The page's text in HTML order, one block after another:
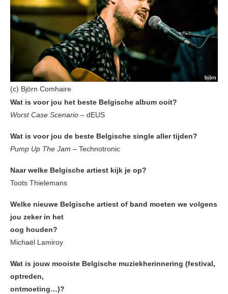
(c) Björn Comhaire
Wat is voor jou het beste Belgische album ooit?
Worst Case Scenario – dEUS
Wat is voor jou de beste Belgische single aller tijden?
Pump Up The Jam – Technotronic
Naar welke Belgische artiest kijk je op?
Toots Thielemans
Welke nieuwe Belgische artiest of band moeten we volgens
jou zeker in het
oog houden?
Michaël Lamiroy
Wat is jouw mooiste Belgische muziekherinnering (festival,
optreden,
ontmoeting…)?